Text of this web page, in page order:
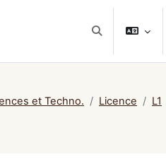
Activer/
et Techno. Licence L1